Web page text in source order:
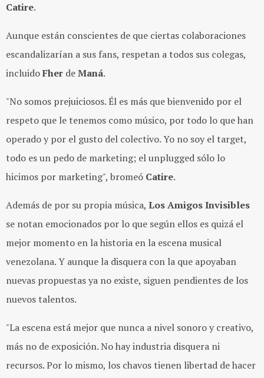
Catire.
Aunque están conscientes de que ciertas colaboraciones
escandalizarían a sus fans, respetan a todos sus colegas,
incluidoFher deManá.
"No somos prejuiciosos. Él es más que bienvenido por el
respeto que le tenemos como músico, por todo lo que han
operado y por el gusto del colectivo. Yo no soy el target,
todo es un pedo de marketing; el unplugged sólo lo
hicimos por marketing", bromeó Catire.
Además de por su propia música, Los Amigos Invisibles
se notan emocionados por lo que según ellos es quizá el
mejor momento en la historia en la escena musical
venezolana. Y aunque la disquera con la que apoyaban
nuevas propuestas ya no existe, siguen pendientes de los
nuevos talentos.
"La escena está mejor que nunca a nivel sonoro y creativo,
más no de exposición. No hay industria disquera ni
recursos. Por lo mismo, los chavos tienen libertad de hacer